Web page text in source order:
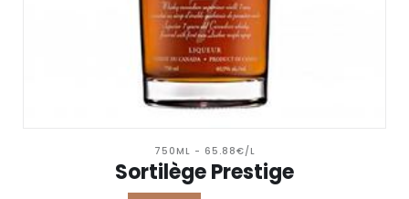
750ML - 65.88€/L
Sortilège Prestige